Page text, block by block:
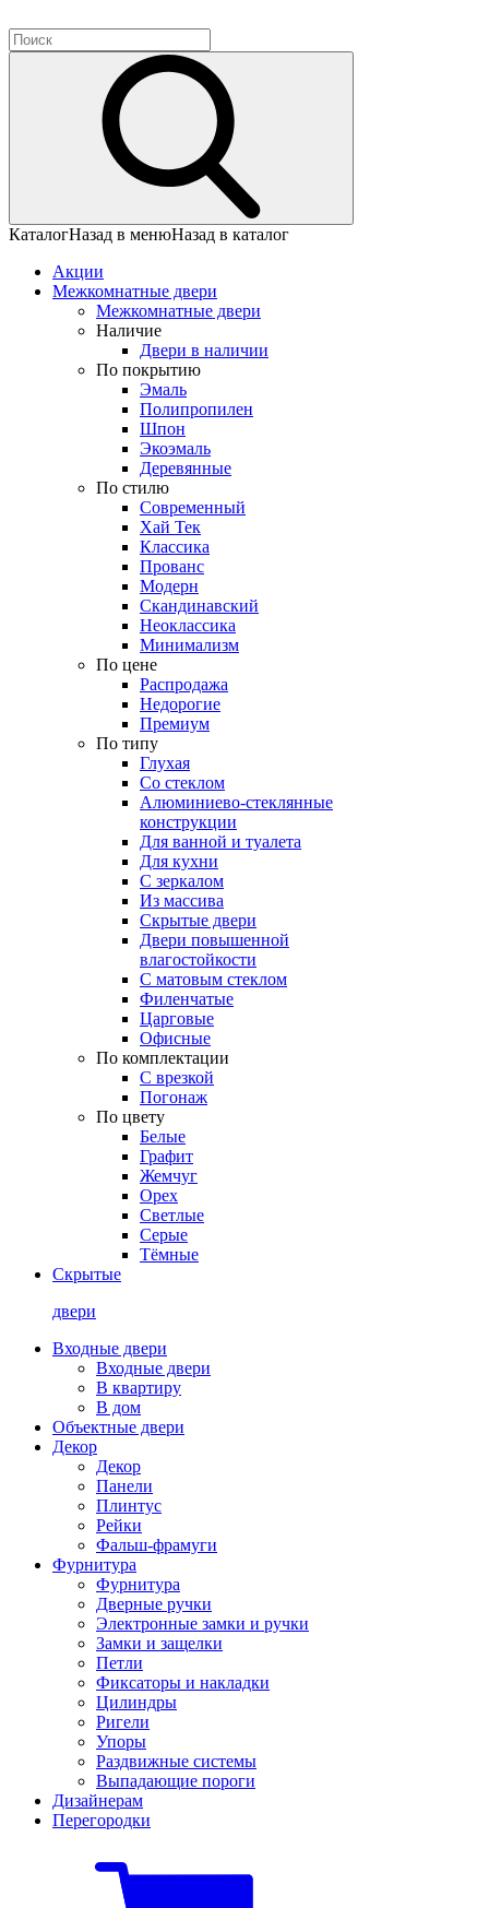
КаталогНазад в менюНазад в каталог
Акции
Межкомнатные двери
Межкомнатные двери
Наличие
Двери в наличии
По покрытию
Эмаль
Полипропилен
Шпон
Экоэмаль
Деревянные
По стилю
Современный
Хай Тек
Классика
Прованс
Модерн
Скандинавский
Неоклассика
Минимализм
По цене
Распродажа
Недорогие
Премиум
По типу
Глухая
Со стеклом
Алюминиево-стеклянные
конструкции
Для ванной и туалета
Для кухни
С зеркалом
Из массива
Скрытые двери
Двери повышенной
влагостойкости
С матовым стеклом
Филенчатые
Царговые
Офисные
По комплектации
С врезкой
Погонаж
По цвету
Белые
Графит
Жемчуг
Орех
Светлые
Серые
Тёмные
Скрытые
двери
Входные двери
Входные двери
В квартиру
В дом
Объектные двери
Декор
Декор
Панели
Плинтус
Рейки
Фальш-фрамуги
Фурнитура
Фурнитура
Дверные ручки
Электронные замки и ручки
Замки и защелки
Петли
Фиксаторы и накладки
Цилиндры
Ригели
Упоры
Раздвижные системы
Выпадающие пороги
Дизайнерам
Перегородки